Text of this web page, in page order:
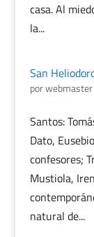
casa. Al
la...
San
porwebmaster
Santos:
Dato,
confesores;
Mustiola,
natural de...